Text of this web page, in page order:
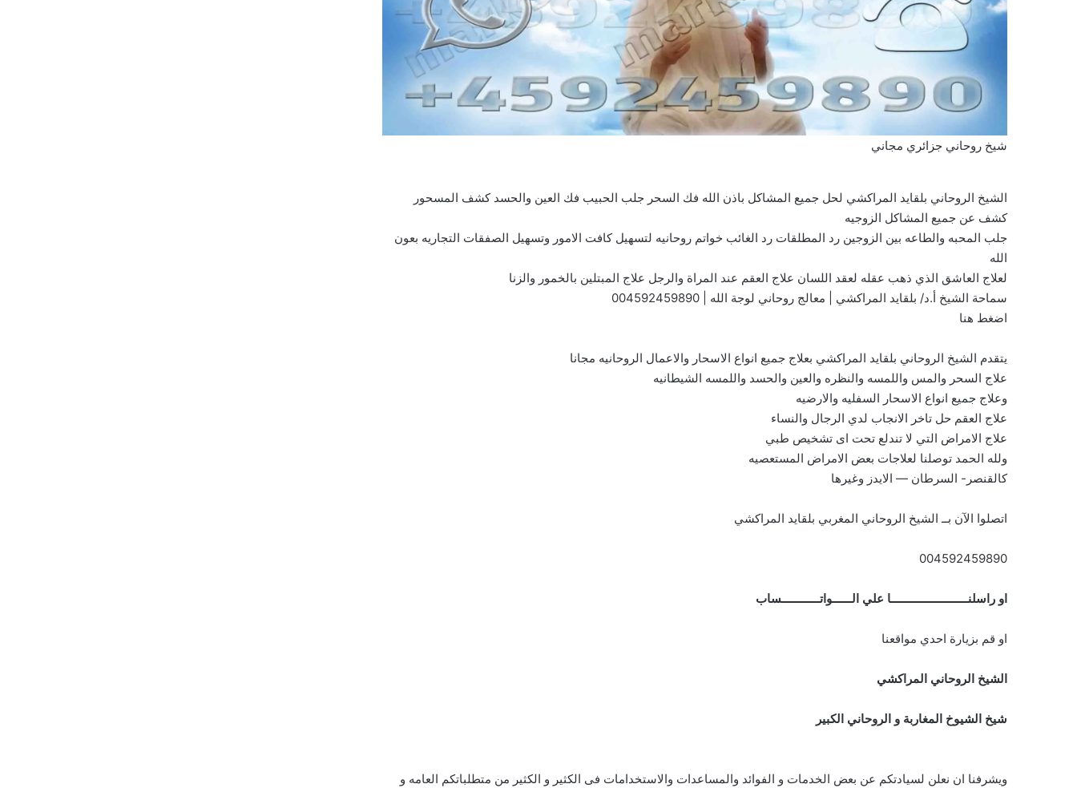
شيخ روحاني جزائري مجاني
الشيخ الروحاني بلقايد المراكشي لحل جميع المشاكل باذن الله فك السحر جلب الحبيب فك العين والحسد كشف المسحور
كشف عن جميع المشاكل الزوجيه
جلب المحبه والطاعه بين الزوجين رد المطلقات رد الغائب خواتم روحانيه لتسهيل كافت الامور وتسهيل الصفقات التجاريه بعون
الله
لعلاج العاشق الذي ذهب عقله لعقد اللسان علاج العقم عند المراة والرجل علاج المبتلين بالخمور والزنا
سماحة الشيخ أ.د/ بلقايد المراكشي | معالج روحاني لوجة الله | 004592459890
اضغط هنا
يتقدم الشيخ الروحاني بلقايد المراكشي بعلاج جميع انواع الاسحار والاعمال الروحانيه مجانا
علاج السحر والمس واللمسه والنظره والعين والحسد واللمسه الشيطانيه
وعلاج جميع انواع الاسحار السفليه والارضيه
علاج العقم حل تاخر الانجاب لدي الرجال والنساء
علاج الامراض التي لا تندلع تحت اى تشخيص طبي
ولله الحمد توصلنا لعلاجات بعض الامراض المستعصيه
كالقنصر- السرطان — الايدز وغيرها
اتصلوا الآن بــ الشيخ الروحاني المغربي بلقايد المراكشي
004592459890
او راسلنــــــــــــــــــــــــا علي الــــــواتــــــــــــساب
او قم بزيارة احدي مواقعنا
الشيخ الروحاني المراكشي
شيخ الشيوخ المغاربة و الروحاني الكبير
ويشرفنا ان نعلن لسيادتكم عن بعض الخدمات و الفوائد والمساعدات والاستخدامات فى الكثير و الكثير من متطلباتكم العامه و